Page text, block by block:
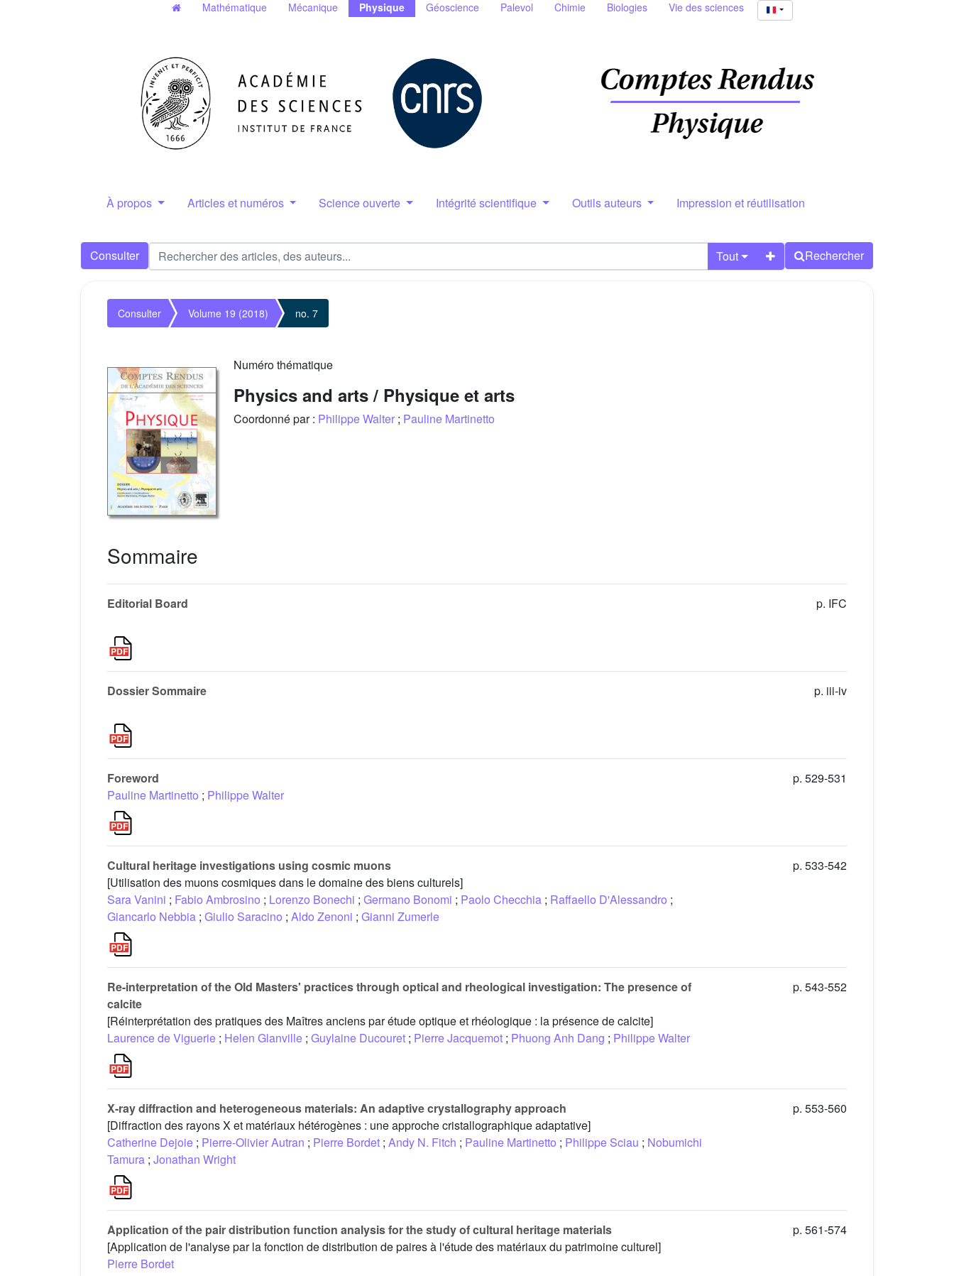
Mathématique Mécanique Physique Géoscience Palevol Chimie Biologies Vie des sciences
À propos Articles et numéros Science ouverte Intégrité scientifique Outils auteurs Impression et réutilisation
Consulter Tout Rechercher
Consulter Volume 19 (2018) no. 7
Numéro thématique
Physics and arts / Physique et arts
Coordonné par : Philippe Walter ; Pauline Martinetto
Sommaire
Editorial Board p. IFC
Dossier Sommaire p. iii-iv
Foreword
Pauline Martinetto ; Philippe Walter
p. 529-531
Cultural heritage investigations using cosmic muons
[Utilisation des muons cosmiques dans le domaine des biens culturels]
Sara Vanini ; Fabio Ambrosino ; Lorenzo Bonechi ; Germano Bonomi ; Paolo Checchia ; Raffaello D'Alessandro ;
Giancarlo Nebbia ; Giulio Saracino ; Aldo Zenoni ; Gianni Zumerle
p. 533-542
Re-interpretation of the Old Masters' practices through optical and rheological investigation: The presence of
calcite
[Réinterprétation des pratiques des Maîtres anciens par étude optique et rhéologique : la présence de calcite]
Laurence de Viguerie ; Helen Glanville ; Guylaine Ducouret ; Pierre Jacquemot ; Phuong Anh Dang ; Philippe Walter
p. 543-552
X-ray diffraction and heterogeneous materials: An adaptive crystallography approach
[Diffraction des rayons X et matériaux hétérogènes : une approche cristallographique adaptative]
Catherine Dejoie ; Pierre-Olivier Autran ; Pierre Bordet ; Andy N. Fitch ; Pauline Martinetto ; Philippe Sciau ; Nobumichi
Tamura ; Jonathan Wright
p. 553-560
Application of the pair distribution function analysis for the study of cultural heritage materials
[Application de l'analyse par la fonction de distribution de paires à l'étude des matériaux du patrimoine culturel]
Pierre Bordet
p. 561-574